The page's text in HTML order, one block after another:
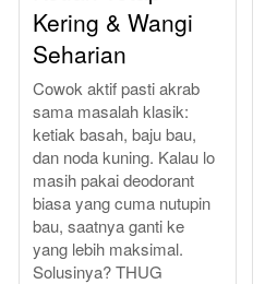
Kering & Wangi
Seharian
Cowok aktif pasti akrab
sama masalah klasik:
ketiak basah, baju bau,
dan noda kuning. Kalau lo
masih pakai deodorant
biasa yang cuma nutupin
bau, saatnya ganti ke
yang lebih maksimal.
Solusinya? THUG